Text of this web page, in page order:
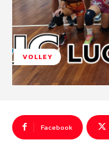
VOLLEY
Facebook